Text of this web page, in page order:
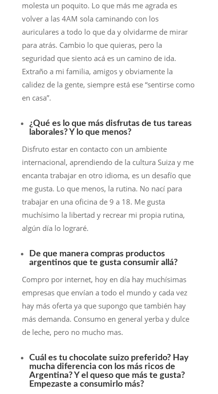
molesta un poquito. Lo que más me agrada es
volver a las 4AM sola caminando con los
auriculares a todo lo que da y olvidarme de mirar
para atrás. Cambio lo que quieras, pero la
seguridad que siento acá es un camino de ida.
Extraño a mi familia, amigos y obviamente la
calidez de la gente, siempre está ese “sentirse como
en casa”.
¿Qué es lo que más disfrutas de tus tareas
laborales? Y lo que menos?
Disfruto estar en contacto con un ambiente
internacional, aprendiendo de la cultura Suiza y me
encanta trabajar en otro idioma, es un desafío que
me gusta. Lo que menos, la rutina. No nací para
trabajar en una oficina de 9 a 18. Me gusta
muchísimo la libertad y recrear mi propia rutina,
algún día lo lograré.
De que manera compras productos
argentinos que te gusta consumir allá?
Compro por internet, hoy en día hay muchísimas
empresas que envían a todo el mundo y cada vez
hay más oferta ya que supongo que también hay
más demanda. Consumo en general yerba y dulce
de leche, pero no mucho mas.
Cuál es tu chocolate suizo preferido? Hay
mucha diferencia con los más ricos de
Argentina? Y el queso que más te gusta?
Empezaste a consumirlo más?